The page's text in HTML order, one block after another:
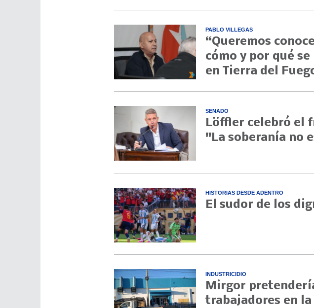
PABLO VILLEGAS
“Queremos
cómo y por qué
en Tierra del
SENADO
Löffler celebró el
"La soberanía no
HISTORIAS DESDE ADENTRO
El sudor de los
INDUSTRICIDIO
Mirgor
trabajadores en la